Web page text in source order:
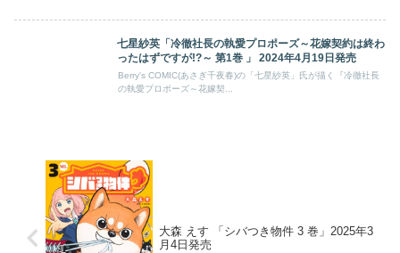
七星紗英「冷徹社長の執愛プロポーズ～花嫁契約は終わ
ったはずですが!?～ 第1巻 」 2024年4月19日発売
Berry's COMIC(あさぎ千夜春)の「七星紗英」氏が描く『冷徹社長
の執愛プロポーズ～花嫁契...
大森 えす 「シバつき物件 3 巻」2025年3
月4日発売